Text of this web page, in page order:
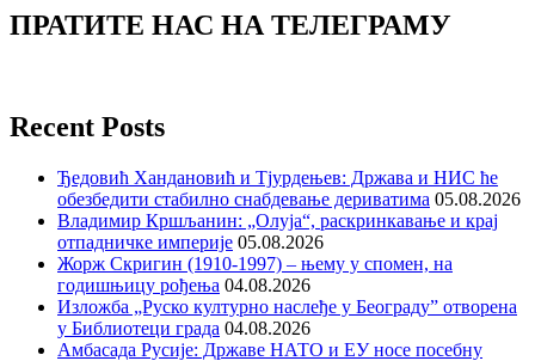
ПРАТИТЕ НАС НА ТЕЛЕГРАМУ
Recent Posts
Ђедовић Хандановић и Тјурдењев: Држава и НИС ће
обезбедити стабилно снабдевање дериватима 05.08.2026
Владимир Кршљанин: „Олуја“, раскринкавање и крај
отпадничке империје 05.08.2026
Жорж Скригин (1910-1997) – њему у спомен, на
годишњицу рођења 04.08.2026
Изложба „Руско културно наслеђе у Београду” отворена
у Библиотеци града 04.08.2026
Амбасада Русије: Државе НАТО и ЕУ носе посебну